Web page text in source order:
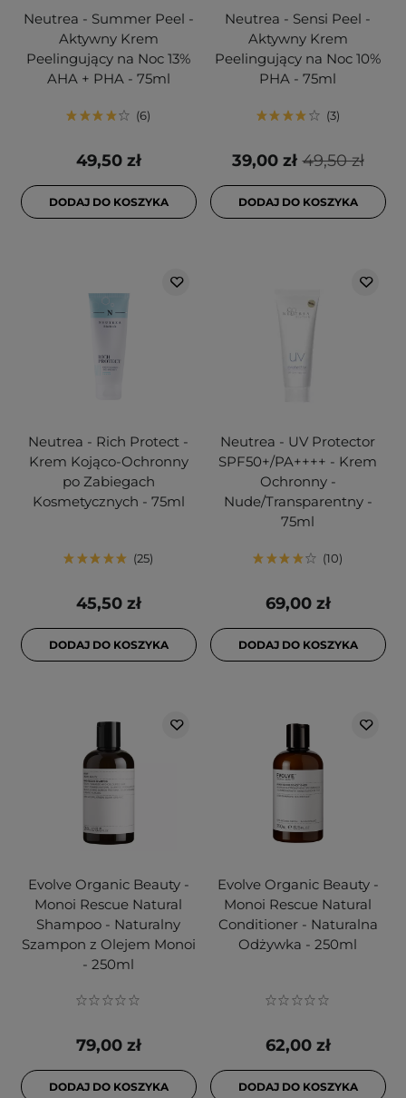
Neutrea - Summer Peel -
Aktywny Krem
Peelingujący na Noc 13%
AHA + PHA - 75ml
6
49,50 zł
DODAJ DO KOSZYKA
Neutrea - Sensi Peel -
Aktywny Krem
Peelingujący na Noc 10%
PHA - 75ml
3
49,50 zł
39,00 zł
DODAJ DO KOSZYKA
Neutrea - Rich Protect -
Krem Kojąco-Ochronny
po Zabiegach
Kosmetycznych - 75ml
25
45,50 zł
DODAJ DO KOSZYKA
Neutrea - UV Protector
SPF50+/PA++++ - Krem
Ochronny -
Nude/Transparentny -
75ml
10
69,00 zł
DODAJ DO KOSZYKA
Evolve Organic Beauty -
Monoi Rescue Natural
Shampoo - Naturalny
Szampon z Olejem Monoi
- 250ml
79,00 zł
DODAJ DO KOSZYKA
Evolve Organic Beauty -
Monoi Rescue Natural
Conditioner - Naturalna
Odżywka - 250ml
62,00 zł
DODAJ DO KOSZYKA